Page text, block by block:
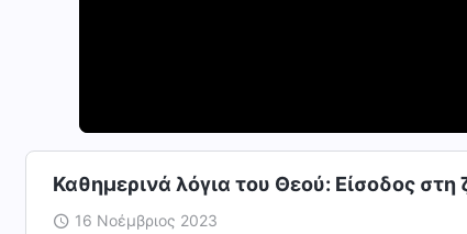
Καθημερινά λόγια του Θεού: Είσοδος
16 Νοέμβριος 2023